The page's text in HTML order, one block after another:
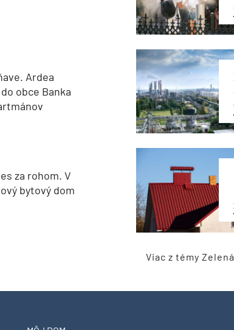
Ardea
obce Banka
za rohom. V
bytový dom
Viac z témy